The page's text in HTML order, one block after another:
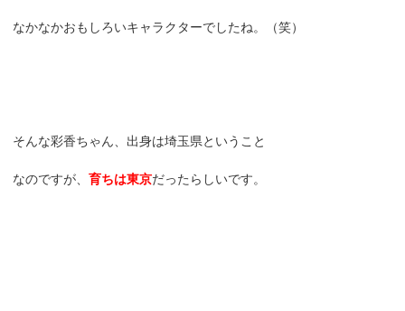
なかなかおもしろいキャラクターでしたね。（笑）
そんな彩香ちゃん、出身は埼玉県ということ
なのですが、育ちは東京だったらしいです。